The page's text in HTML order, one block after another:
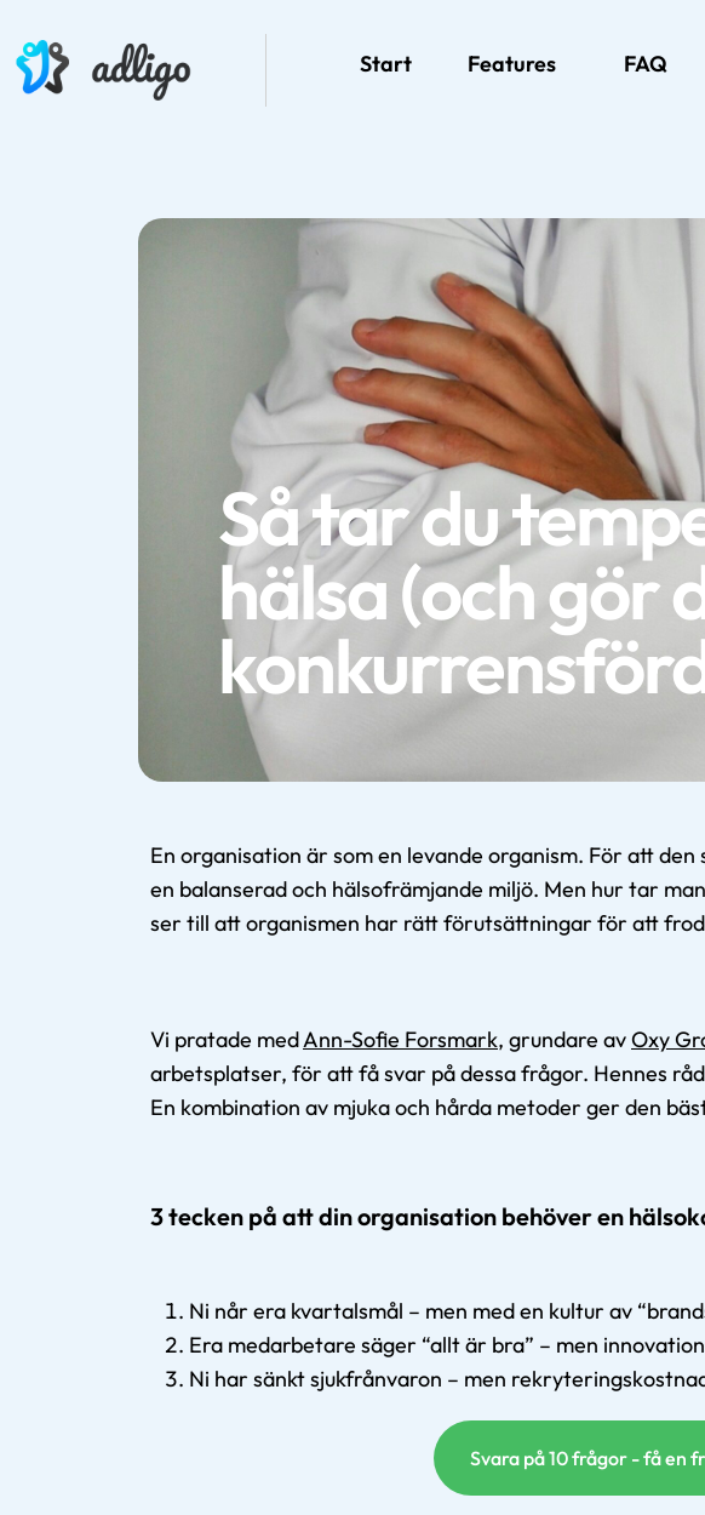
Start Features FAQ
Så tar du
hälsa (och gör
En organisation är som en levande organism. För att
en balanserad och hälsofrämjande miljö. Men hur tar
ser till att organismen har rätt förutsättningar för att
Vi pratade medAnn-Sofie Forsmark, grundare avOxy
arbetsplatser, för att få svar på dessa frågor. Hennes
En kombination av mjuka och hårda metoder ger den
3 tecken på att din organisation behöver en
Ni når era kvartalsmål – men med en kultur av
Era medarbetare säger “allt är bra” – men
Ni har sänkt sjukfrånvaron – men
Svara på 10 frågor - få en